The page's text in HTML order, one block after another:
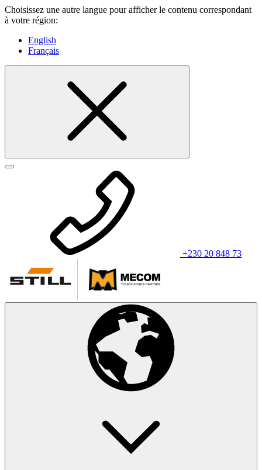
Choisissez une autre langue pour afficher le contenu correspondant
à votre région:
English
Français
+230 20 848 73